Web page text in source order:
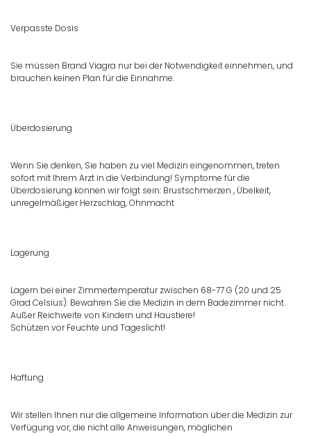
Verpasste Dosis
Sie müssen Brand Viagra nur bei der Notwendigkeit einnehmen, und
brauchen keinen Plan für die Einnahme.
Überdosierung
Wenn Sie denken, Sie haben zu viel Medizin eingenommen, treten
sofort mit Ihrem Arzt in die Verbindung! Symptome für die
Überdosierung können wir folgt sein: Brustschmerzen , Übelkeit,
unregelmäßiger Herzschlag, Ohnmacht
Lagerung
Lagern bei einer Zimmertemperatur zwischen 68-77 G (20 und 25
Grad Celsius). Bewahren Sie die Medizin in dem Badezimmer nicht.
Außer Reichweite von Kindern und Haustiere!
Schützen vor Feuchte und Tageslicht!
Haftung
Wir stellen Ihnen nur die allgemeine Information über die Medizin zur
Verfügung vor, die nicht alle Anweisungen, möglichen